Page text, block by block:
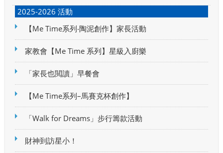
2025-2026 活動
【Me Time系列‧陶泥創作】家長活動
家教會【Me Time 系列】星級入廚樂
「家長也閲讀」早餐會
【Me Time系列–馬賽克杯創作】
「Walk for Dreams」步行籌款活動
財神到訪星小！